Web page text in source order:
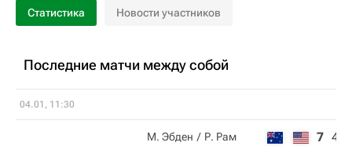
Статистика Новости участников
Последние матчи между собой
04.01, 11:30
М. Эбден Р. Рам 7 4